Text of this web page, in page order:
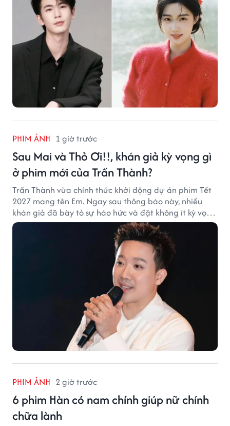
PHIM ẢNH 1 giờ trước
Sau Mai và Thỏ Ơi!!, khán giả kỳ vọng gì
ở phim mới của Trấn Thành?
Trấn Thành vừa chính thức khởi động dự án phim Tết
2027 mang tên Em. Ngay sau thông báo này, nhiều
khán giả đã bày tỏ sự háo hức và đặt không ít kỳ vọng
vào bộ phim mới của Trấn Thành.
PHIM ẢNH 2 giờ trước
6 phim Hàn có nam chính giúp nữ chính
chữa lành